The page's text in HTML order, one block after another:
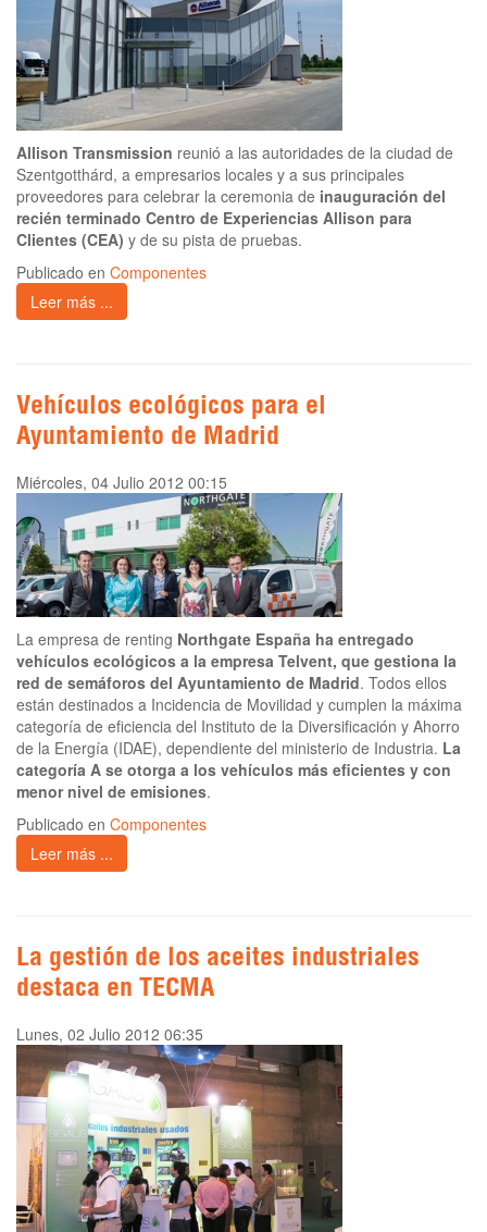
Allison Transmission reunió a las autoridades de la ciudad de
Szentgotthárd, a empresarios locales y a sus principales
proveedores para celebrar la ceremonia de inauguración del
recién terminado Centro de Experiencias Allison para
Clientes (CEA) y de su pista de pruebas.
Publicado en Componentes
Leer más ...
Vehículos ecológicos para el
Ayuntamiento de Madrid
Miércoles, 04 Julio 2012 00:15
La empresa de renting Northgate España ha entregado
vehículos ecológicos a la empresa Telvent, que gestiona la
red de semáforos del Ayuntamiento de Madrid. Todos ellos
están destinados a Incidencia de Movilidad y cumplen la máxima
categoría de eficiencia del Instituto de la Diversificación y Ahorro
de la Energía (IDAE), dependiente del ministerio de Industria. La
categoría A se otorga a los vehículos más eficientes y con
menor nivel de emisiones.
Publicado en Componentes
Leer más ...
La gestión de los aceites industriales
destaca en TECMA
Lunes, 02 Julio 2012 06:35